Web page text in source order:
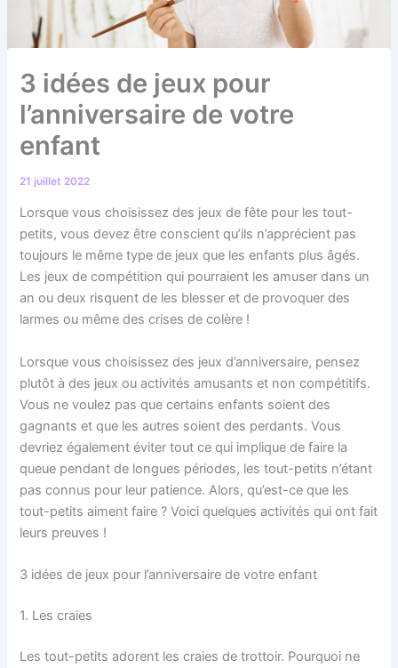
3 idées de jeux pour
l’anniversaire de votre
enfant
21 juillet 2022
Lorsque vous choisissez des jeux de fête pour les tout-
petits, vous devez être conscient qu’ils n’apprécient pas
toujours le même type de jeux que les enfants plus âgés.
Les jeux de compétition qui pourraient les amuser dans un
an ou deux risquent de les blesser et de provoquer des
larmes ou même des crises de colère !
Lorsque vous choisissez des jeux d’anniversaire, pensez
plutôt à des jeux ou activités amusants et non compétitifs.
Vous ne voulez pas que certains enfants soient des
gagnants et que les autres soient des perdants. Vous
devriez également éviter tout ce qui implique de faire la
queue pendant de longues périodes, les tout-petits n’étant
pas connus pour leur patience. Alors, qu’est-ce que les
tout-petits aiment faire ? Voici quelques activités qui ont fait
leurs preuves !
3 idées de jeux pour l’anniversaire de votre enfant
1. Les craies
Les tout-petits adorent les craies de trottoir. Pourquoi ne